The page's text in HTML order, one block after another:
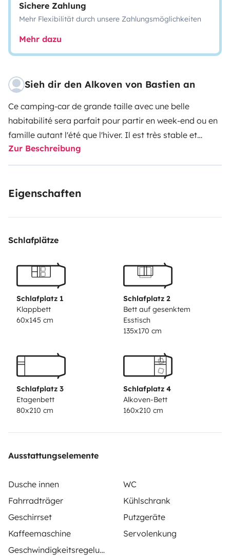
Sichere Zahlung
Mehr Flexibilität durch unsere Zahlungsmöglichkeiten
Mehr dazu
Sieh dir den Alkoven von Bastien an
Ce camping-car de grande taille avec une belle
habitabilité sera parfait pour partir en week-end ou en
famille autant l'été que l'hiver. Il est très stable et
confortable avec les roues arrières jumelées et est
assez maniable. Nous l'utilisons en famille avec 2
sauvage grace à son autonomie.
Zur Beschreibung
Eigenschaften
Schlafplätze
Schlafplatz 1
Klappbett
60x145 cm
Schlafplatz 2
Bett auf gesenktem
Esstisch
135x170 cm
Schlafplatz 3
Etagenbett
80x210 cm
Schlafplatz 4
Alkoven-Bett
160x210 cm
Ausstattungselemente
Dusche innen
WC
Fahrradträger
Kühlschrank
Geschirrset
Putzgeräte
Kaffeemaschine
Servolenkung
Geschwindigkeitsregelung